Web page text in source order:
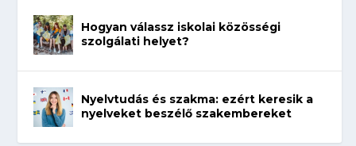
Hogyan válassz iskolai közösségi
szolgálati helyet?
Nyelvtudás és szakma: ezért keresik a
nyelveket beszélő szakembereket